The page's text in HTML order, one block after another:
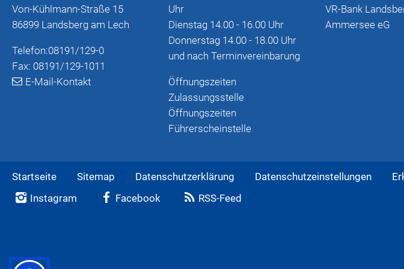
Von-Kühlmann-Straße 15
86899 Landsberg am Lech
Telefon:08191/129-0
Fax: 08191/129-1011
E-Mail-Kontakt
Uhr
Dienstag 14.00 - 16.00 Uhr
Donnerstag 14.00 - 18.00 Uhr
und nach Terminvereinbarung
Öffnungszeiten
Zulassungsstelle
Öffnungszeiten
Führerscheinstelle
VR-Bank
Ammersee eG
Startseite Sitemap Datenschutzerklärung Datenschutzeinstellungen
Instagram
Facebook RSS-Feed